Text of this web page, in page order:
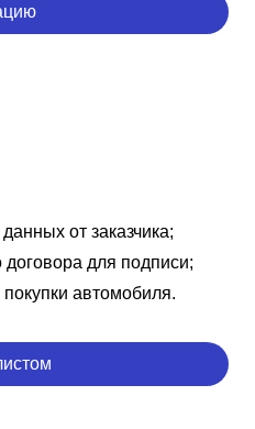
от заказчика;
для подписи;
автомобиля.